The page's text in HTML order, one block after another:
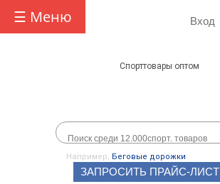
☰ Меню Вход
Спорттовары оптом
Например, Беговые дорожки
ЗАПРОСИТЬ ПРАЙС-ЛИСТ